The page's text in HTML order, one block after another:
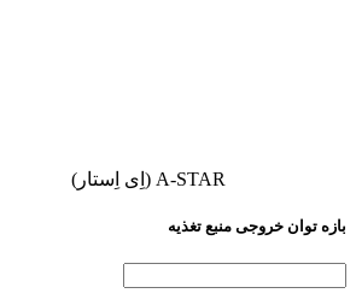
A-STAR (اِی اِستار)
بازه توان خروجی منبع تغذیه